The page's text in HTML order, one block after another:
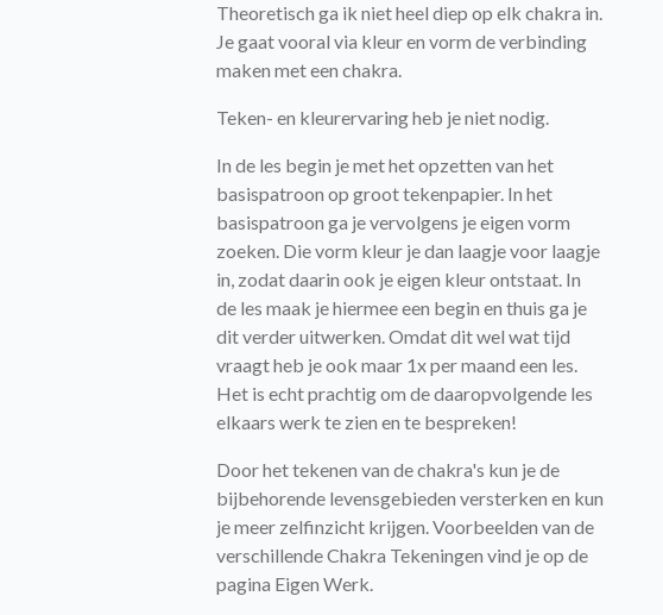
Theoretisch ga ik niet heel diep op elk chakra in.
Je gaat vooral via kleur en vorm de verbinding
maken met een chakra.
Teken- en kleurervaring heb je niet nodig.
In de les begin je met het opzetten van het
basispatroon op groot tekenpapier. In het
basispatroon ga je vervolgens je eigen vorm
zoeken. Die vorm kleur je dan laagje voor laagje
in, zodat daarin ook je eigen kleur ontstaat. In
de les maak je hiermee een begin en thuis ga je
dit verder uitwerken. Omdat dit wel wat tijd
vraagt heb je ook maar 1x per maand een les.
Het is echt prachtig om de daaropvolgende les
elkaars werk te zien en te bespreken!
Door het tekenen van de chakra's kun je de
bijbehorende levensgebieden versterken en kun
je meer zelfinzicht krijgen. Voorbeelden van de
verschillende Chakra Tekeningen vind je op de
pagina Eigen Werk.